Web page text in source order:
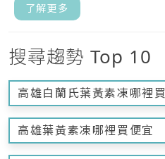
了解更多
搜尋趨勢 Top 10
高雄白蘭氏葉黃素凍哪裡買
高雄葉黃素凍哪裡買便宜